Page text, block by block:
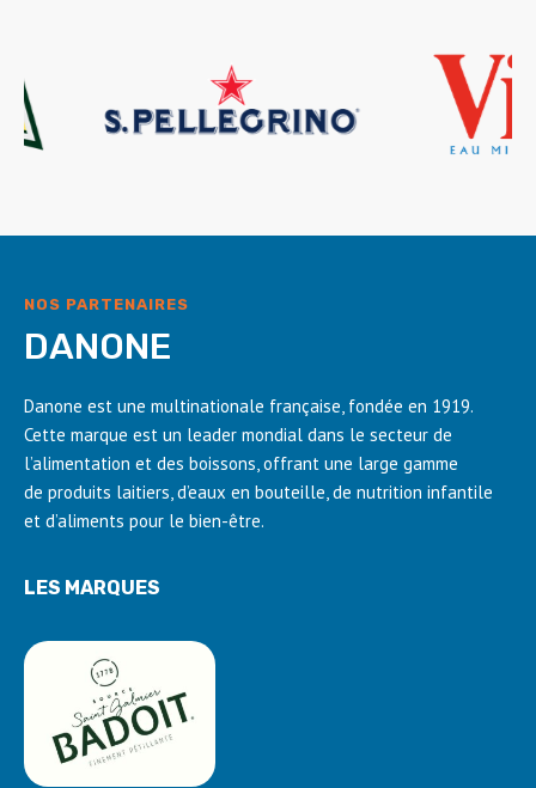
NOS PARTENAIRES
DANONE
Danone est une multinationale française, fondée en 1919.
Cette marque est un leader mondial dans le secteur de
l’alimentation et des boissons, offrant une large gamme
de produits laitiers, d’eaux en bouteille, de nutrition infantile
et d’aliments pour le bien-être.
LES MARQUES